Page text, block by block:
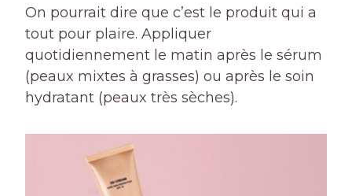
On pourrait dire que c’est le produit qui a
tout pour plaire. Appliquer
quotidiennement le matin après le sérum
(peaux mixtes à grasses) ou après le soin
hydratant (peaux très sèches).